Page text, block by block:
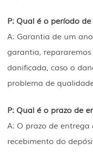
P: Qual é o período
A: Garantia de um
garantia,
danificada, caso o
problema de
P: Qual é o prazo de
A: O prazo de
recebimento do